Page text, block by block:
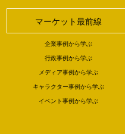
マーケット最前線
企業事例から学ぶ
行政事例から学ぶ
メディア事例から学ぶ
キャラクター事例から学ぶ
イベント事例から学ぶ